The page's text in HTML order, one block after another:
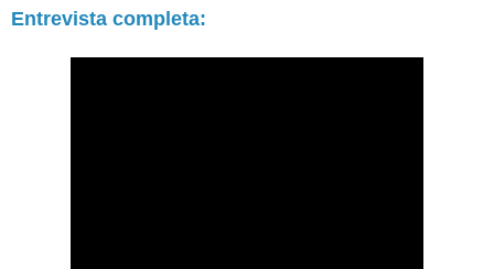
Entrevista completa: